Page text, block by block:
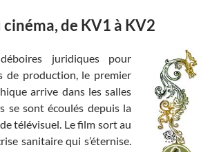
de KV1 à KV2
juridiques pour
de production, le premier
arrive dans les salles
se sont écoulés depuis la
télévisuel. Le film sort au
sanitaire qui s’éternise.